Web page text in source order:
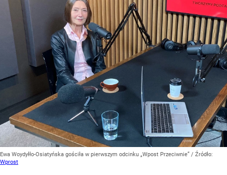
Ewa Woydyłło-Osiatyńska gościła w pierwszym odcinku „Wpost Przeciwnie” / Źródło:
Wprost